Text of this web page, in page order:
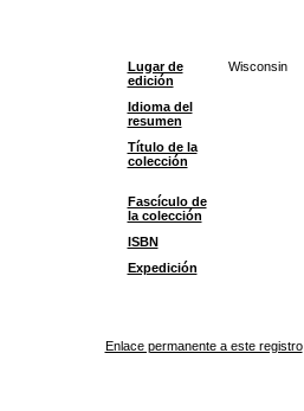
Lugar de
edición
Wisconsin
Idioma del
resumen
Título de la
colección
Fascículo de
la colección
ISBN
Expedición
Enlace permanente a este registro